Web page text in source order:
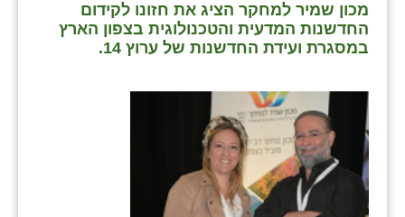
מכון שמיר למחקר הציג את חזונו לקידום
החדשנות המדעית והטכנולוגית בצפון הארץ
במסגרת ועידת החדשנות של ערוץ 14.